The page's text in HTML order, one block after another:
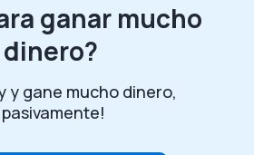
ganar mucho
dinero?
y gane mucho dinero,